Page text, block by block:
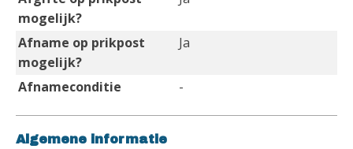
mogelijk?
Afname op prikpost
mogelijk?
Ja
Afnameconditie -
Algemene informatie